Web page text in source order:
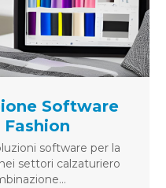
Software
software per la
settori calzaturiero